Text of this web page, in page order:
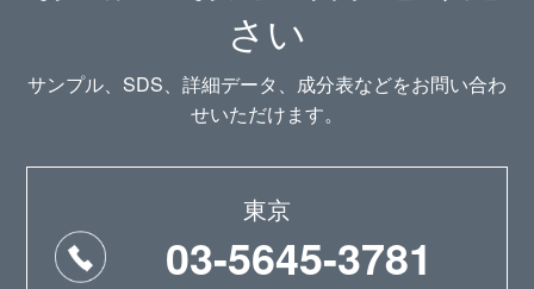
さい
サンプル、SDS、詳細データ、成分表などをお問い合わ
せいただけます。
東京
03-5645-3781